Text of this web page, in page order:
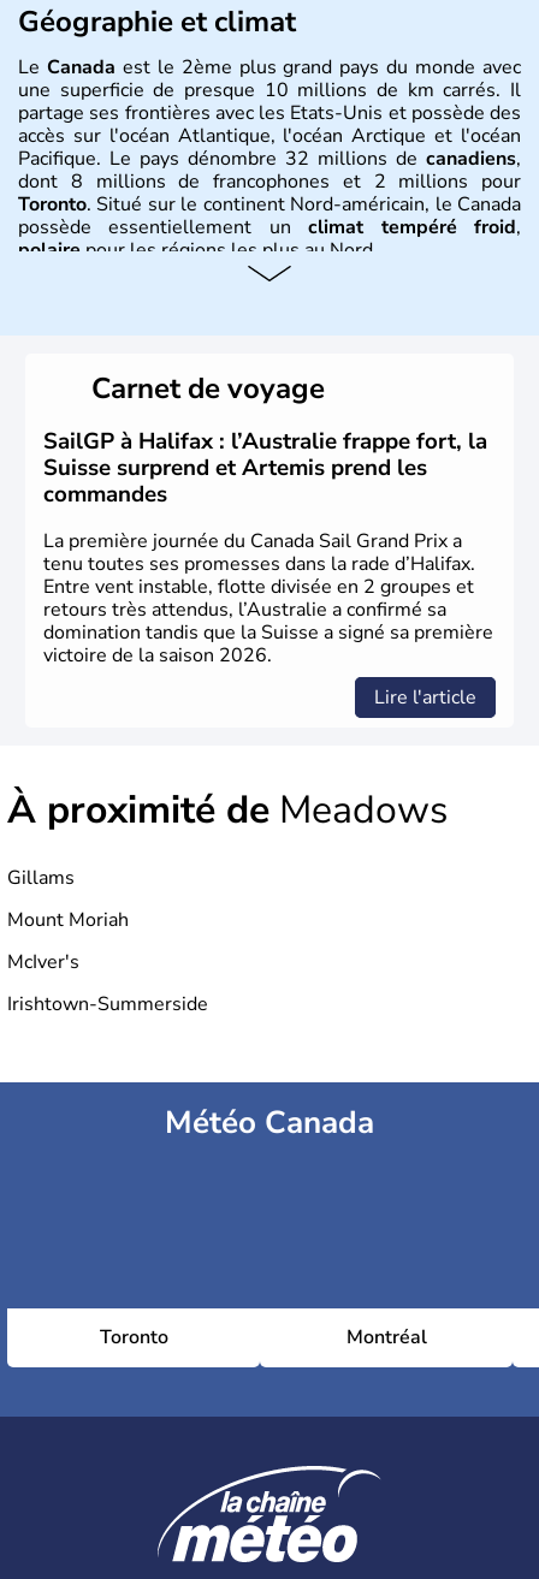
Géographie et climat
Le Canada est le 2ème plus grand pays du monde avec
une superficie de presque 10 millions de km carrés. Il
partage ses frontières avec les Etats-Unis et possède des
accès sur l'océan Atlantique, l'océan Arctique et l'océan
Pacifique. Le pays dénombre 32 millions de canadiens,
dont 8 millions de francophones et 2 millions pour
Toronto. Situé sur le continent Nord-américain, le Canada
possède essentiellement unclimat tempéré froid,
polaire pour les régions les plus au Nord.
territoire de la ville de Québec, le Canada passe ensuite
sous le contrôle des Britanniques. L'indépendance du
pays a été obtenue au cours d'un long processus qui s'est
étalé de 1867 à 1982. Le peuple autochtone des Inuits,
aujourd'hui appelé Eskimos, n'est découvert qu'au début
du XXème siècle lors d'une expédition dans le Grand
Nord.
Carnet de voyage
SailGP à Halifax : l’Australie frappe fort, la
Suisse surprend et Artemis prend les
commandes
La première journée du Canada Sail Grand Prix a
tenu toutes ses promesses dans la rade d’Halifax.
Entre vent instable, flotte divisée en 2 groupes et
retours très attendus, l’Australie a confirmé sa
domination tandis que la Suisse a signé sa première
victoire de la saison 2026.
Lire l'article
À proximité de Meadows
Gillams
Mount Moriah
McIver's
Irishtown-Summerside
Météo Canada
Toronto Montréal